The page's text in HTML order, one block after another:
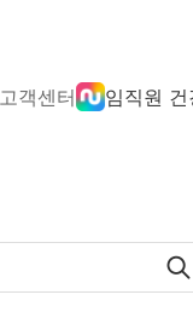
고객센터 임직원 건